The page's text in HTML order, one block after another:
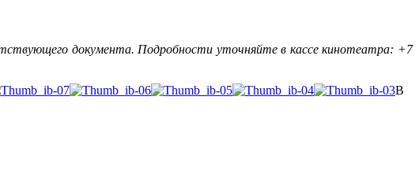
документа. Подробности уточняйте в кассе кинотеатра: +7
В